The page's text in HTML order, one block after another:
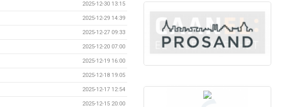
2025-12-30 13:15
2025-12-29 14:39
2025-12-27 09:33
2025-12-20 07:00
2025-12-19 16:00
2025-12-18 19:05
2025-12-17 12:54
2025-12-15 20:00